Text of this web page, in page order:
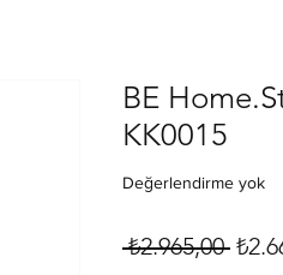
BE
KK0015
Değerlendirme yok
₺2.965,00